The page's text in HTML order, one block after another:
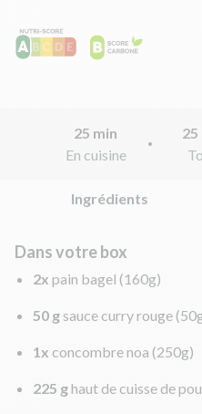
25 min
En cuisine
25
Ingrédients
Dans votre box
2x pain bagel (160g)
50 g sauce curry rouge
1x concombre noa (250g)
225 ghaut de cuisse de